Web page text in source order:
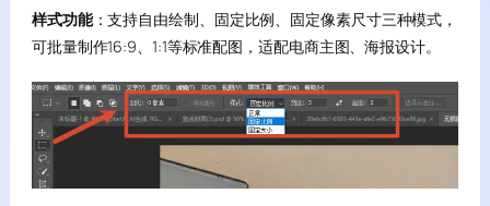
样式功能：支持自由绘制、固定比例、固定像素尺寸三种模式，
可批量制作16:9、1:1等标准配图，适配电商主图、海报设计。